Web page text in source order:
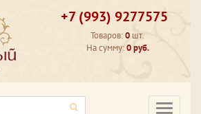
+7 (993) 9277575
Товаров:0 шт.
На сумму:0 руб.